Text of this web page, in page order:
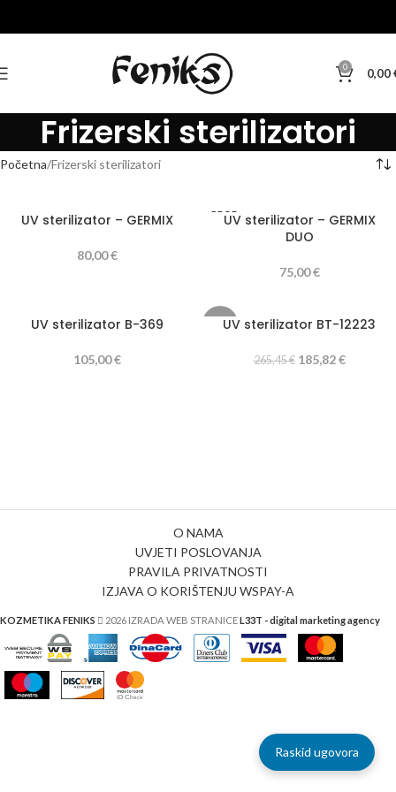
0 0,00
Frizerski sterilizatori
Početna Frizerski sterilizatori
UV sterilizator – GERMIX
80,00€
PROD
ANO
UV sterilizator – GERMIX
DUO
75,00€
UV sterilizator B-369
105,00€
-30%UV sterilizator BT-12223
265,45€ 185,82€
O NAMA
UVJETI POSLOVANJA
PRAVILA PRIVATNOSTI
IZJAVA O KORIŠTENJU WSPAY-A
KOZMETIKA FENIKS 2026 IZRADA WEB STRANICEL33T - digital marketing agency
Raskid ugovora